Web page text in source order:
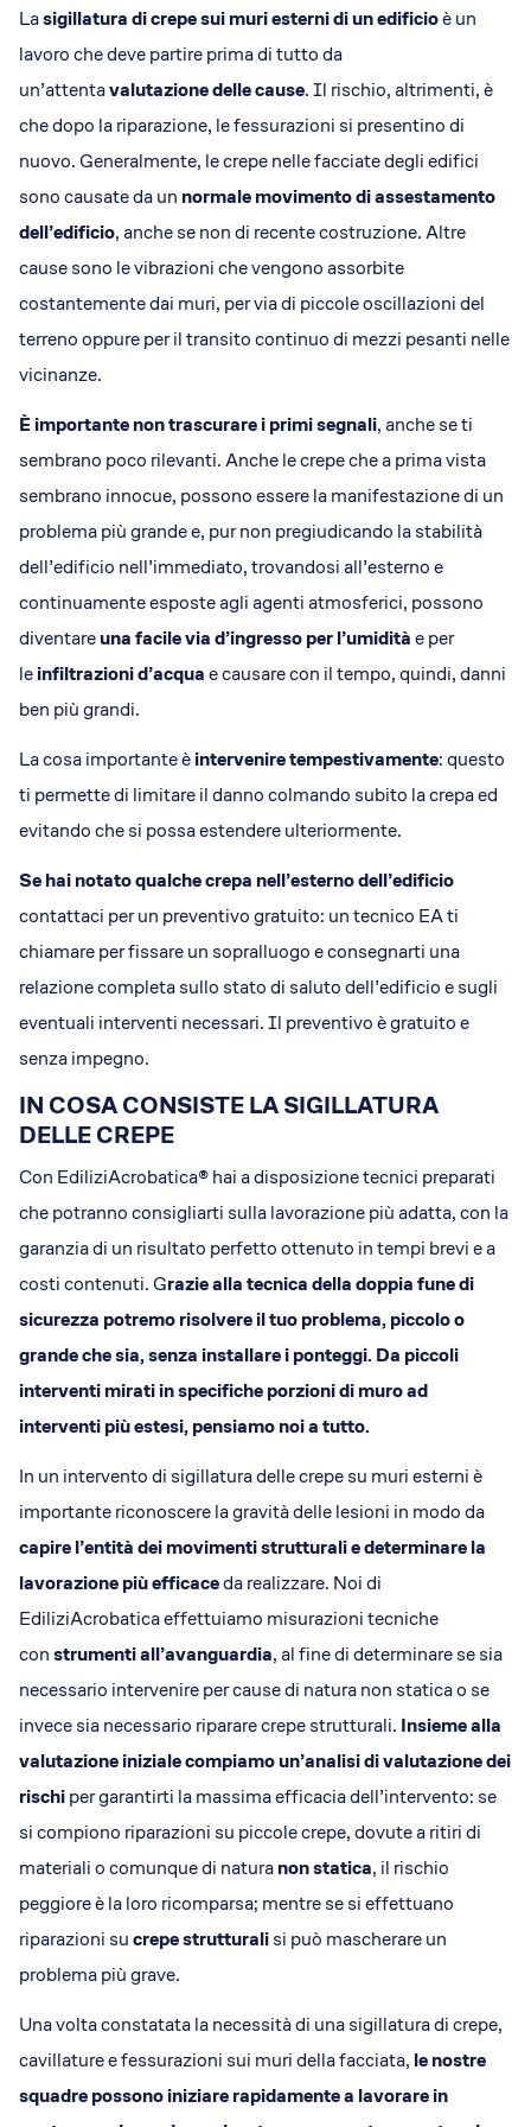
Lasigillatura di crepe sui muri esterni di un edificioè un
lavoro che deve partire prima di tutto da
un’attentavalutazione delle cause. Il rischio, altrimenti, è
che dopo la riparazione, le fessurazioni si presentino di
nuovo. Generalmente, le crepe nelle facciate degli edifici
sono causate da un normale movimento di assestamento
dell’edificio, anche se non di recente costruzione. Altre
cause sono le vibrazioni che vengono assorbite
costantemente dai muri, per via di piccole oscillazioni del
terreno oppure per il transito continuo di mezzi pesanti nelle
vicinanze.
È importante non trascurare i primi segnali, anche se ti
sembrano poco rilevanti. Anche le crepe che a prima vista
sembrano innocue, possono essere la manifestazione di un
problema più grande e, pur non pregiudicando la stabilità
dell’edificio nell’immediato, trovandosi all’esterno e
continuamente esposte agli agenti atmosferici, possono
diventareuna facile via d’ingresso per l’umiditàe per
leinfiltrazioni d’acquae causare con il tempo, quindi, danni
ben più grandi.
La cosa importante èintervenire tempestivamente: questo
ti permette di limitare il danno colmando subito la crepa ed
evitando che si possa estendere ulteriormente.
Se hai notato qualche crepa nell’esterno dell’edificio
contattaci per un preventivo gratuito: un tecnico EA ti
chiamare per fissare un sopralluogo e consegnarti una
relazione completa sullo stato di saluto dell’edificio e sugli
eventuali interventi necessari. Il preventivo è gratuito e
senza impegno.
IN COSA CONSISTE LA SIGILLATURA
DELLE CREPE
Con EdiliziAcrobatica® hai a disposizione tecnici preparati
che potranno consigliarti sulla lavorazione più adatta, con la
garanzia di un risultato perfetto ottenuto in tempi brevi e a
costi contenuti. Grazie alla tecnica della doppia fune di
sicurezza potremo risolvere il tuo problema, piccolo o
grande che sia, senza installare i ponteggi. Da piccoli
interventi mirati in specifiche porzioni di muro ad
interventi più estesi, pensiamo noi a tutto.
In un intervento di sigillatura delle crepe su muri esterni è
importante riconoscere la gravità delle lesioni in modo da
capire l’entità dei movimenti strutturali e determinare la
lavorazione più efficaceda realizzare. Noi di
EdiliziAcrobatica effettuiamo misurazioni tecniche
construmenti all’avanguardia, al fine di determinare se sia
necessario intervenire per cause di natura non statica o se
invece sia necessario riparare crepe strutturali. Insieme alla
valutazione iniziale compiamo un’analisi di valutazione dei
rischiper garantirti la massima efficacia dell’intervento: se
si compiono riparazioni su piccole crepe, dovute a ritiri di
materiali o comunque di naturanon statica, il rischio
peggiore è la loro ricomparsa; mentre se si effettuano
riparazioni sucrepe strutturalisi può mascherare un
problema più grave.
Una volta constatata la necessità di una sigillatura di crepe,
cavillature e fessurazioni sui muri della facciata, le nostre
squadre possono iniziare rapidamente a lavorare in